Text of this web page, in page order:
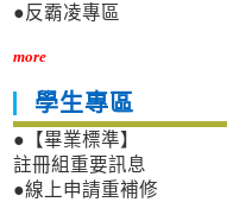
●反霸凌專區
more
學生專區
●【畢業標準】
註冊組重要訊息
●線上申請重補修